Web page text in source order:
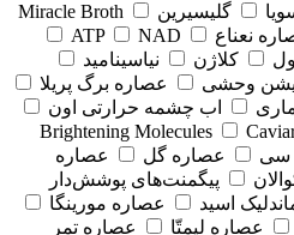
گلیسیرین
Miracle Broth
نعناع ATP
NAD
کلاژن
⁠نیاسینامید
وحشی
عصاره برگ پریلا
اب چشمه حرارتی اون
Brightening Molecules
سی عصاره گل
عصاره
پیگمنت‌های پوشش‌دار
اسید
عصاره مورینگا
عصاره لیمِتّا
عصاره تمر